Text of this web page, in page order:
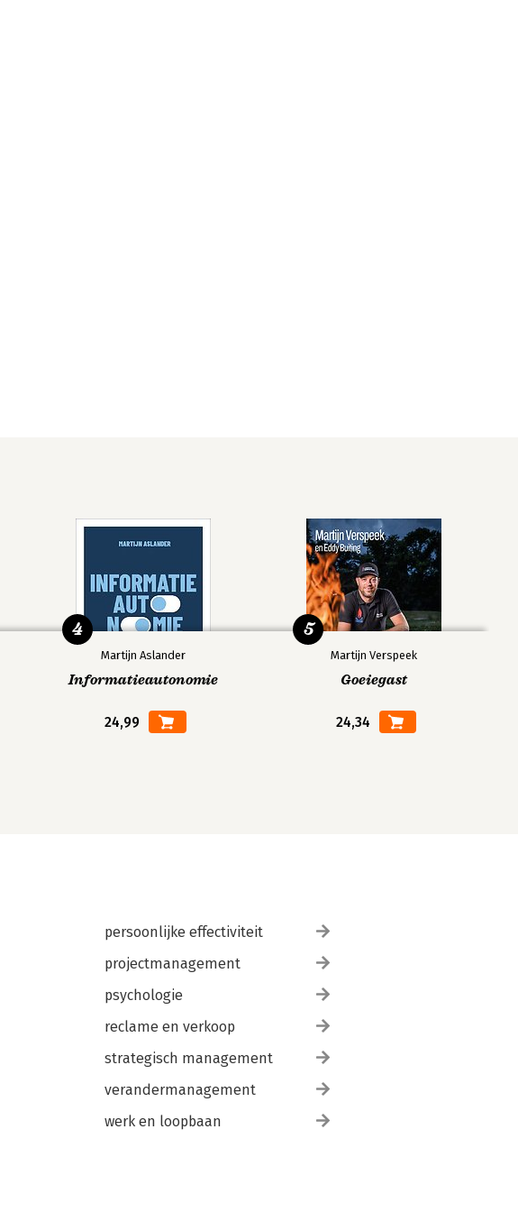
Martijn Aslander
Informatieautonomie
24,99
4
Martijn Verspeek
Goeiegast
24,34
5
persoonlijke effectiviteit
projectmanagement
psychologie
reclame en verkoop
strategisch management
verandermanagement
werk en loopbaan